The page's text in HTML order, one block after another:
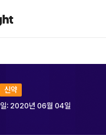
신약
: 2020년 06월 04일